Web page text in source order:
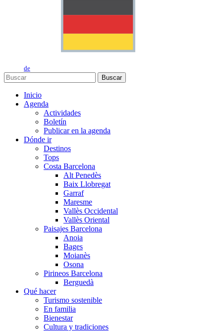
de
Buscar
Inicio
Agenda
Actividades
Boletín
Publicar en la agenda
Dónde ir
Destinos
Tops
Costa Barcelona
Alt Penedès
Baix Llobregat
Garraf
Maresme
Vallès Occidental
Vallès Oriental
Paisajes Barcelona
Anoia
Bages
Moianès
Osona
Pirineos Barcelona
Berguedà
Qué hacer
Turismo sostenible
En familia
Bienestar
Cultura y tradiciones